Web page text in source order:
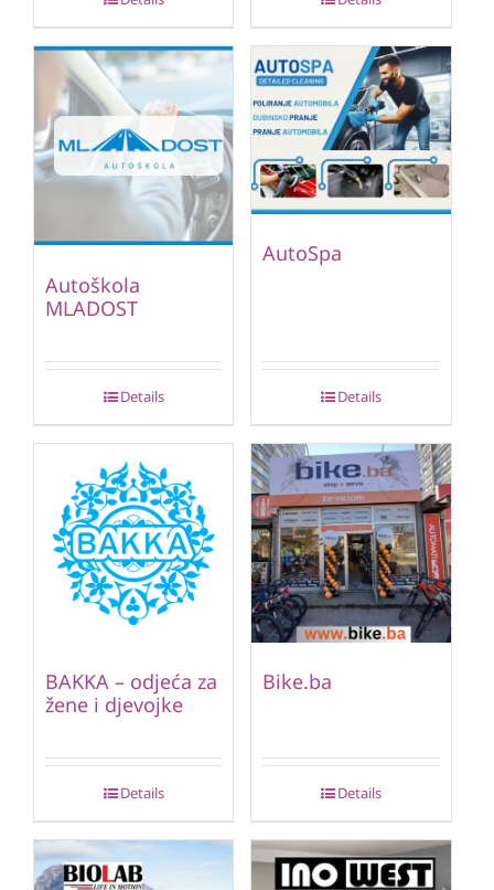
Autoškola
MLADOST
Details
AutoSpa
Details
BAKKA – odjeća za
žene i djevojke
Details
Bike.ba
Details